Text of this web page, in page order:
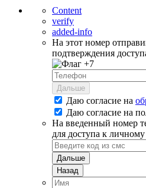
Content
verify
added-info
На этот номер
подтверждения
+7
Дальше
Даю согласие на
Даю согласие на
На введенный номер
для доступа к
Дальше
Назад